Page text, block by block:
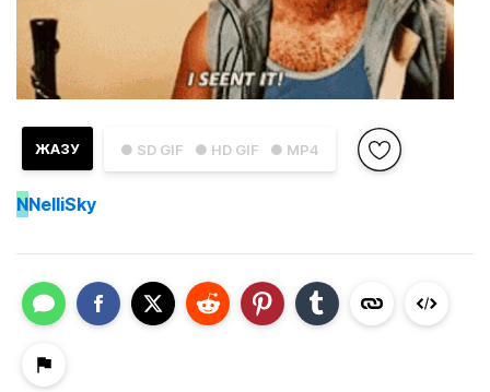
● SD GIF ● HD GIF ● MP4
ЖАЗУ
NNelliSky